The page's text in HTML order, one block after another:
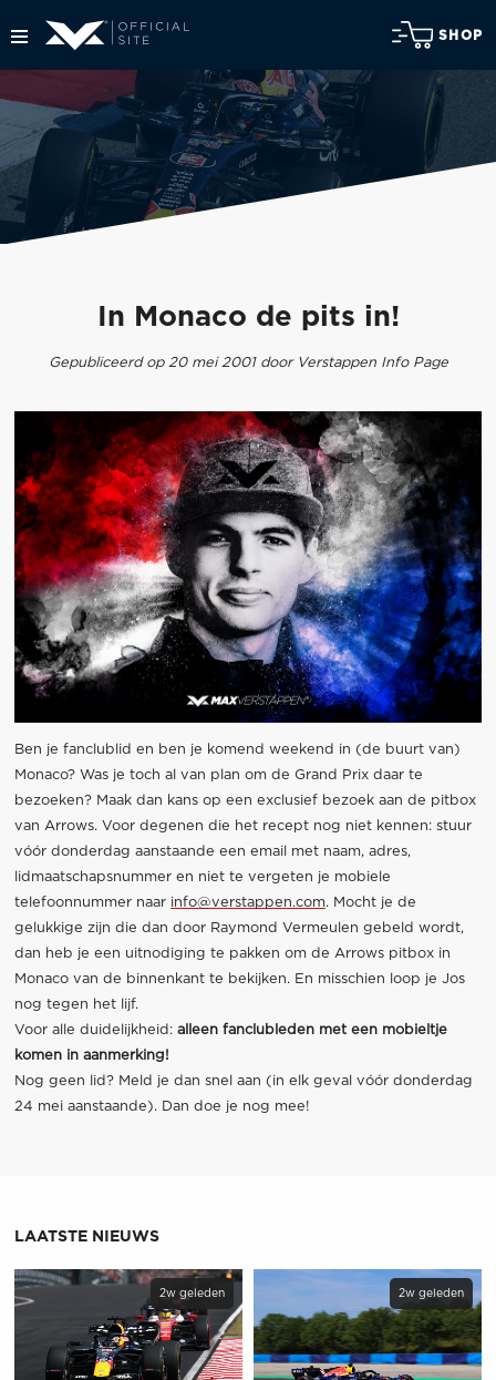
SHOP
In Monaco de pits in!
Gepubliceerd op 20 mei 2001 door Verstappen Info Page
Ben je fanclublid en ben je komend weekend in (de buurt van)
Monaco? Was je toch al van plan om de Grand Prix daar te
bezoeken? Maak dan kans op een exclusief bezoek aan de pitbox
van Arrows. Voor degenen die het recept nog niet kennen: stuur
vóór donderdag aanstaande een email met naam, adres,
lidmaatschapsnummer en niet te vergeten je mobiele
telefoonnummer naar info@verstappen.com. Mocht je de
gelukkige zijn die dan door Raymond Vermeulen gebeld wordt,
dan heb je een uitnodiging te pakken om de Arrows pitbox in
Monaco van de binnenkant te bekijken. En misschien loop je Jos
nog tegen het lijf.
Voor alle duidelijkheid: alleen fanclubleden met een mobieltje
komen in aanmerking!
Nog geen lid? Meld je dan snel aan (in elk geval vóór donderdag
24 mei aanstaande). Dan doe je nog mee!
LAATSTE NIEUWS
2w geleden 2w geleden